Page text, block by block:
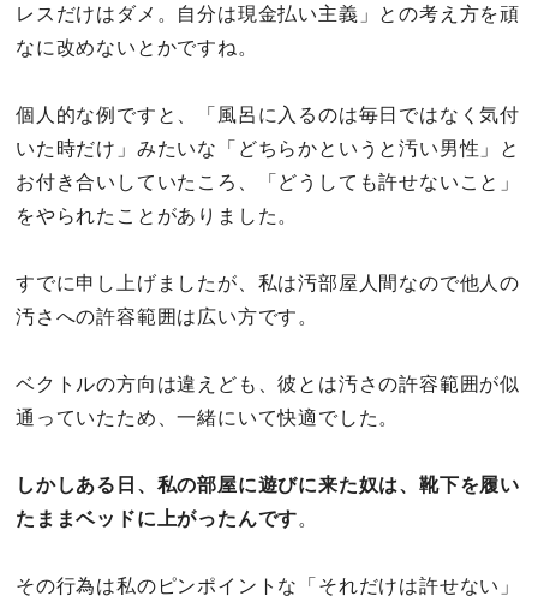
レスだけはダメ。自分は現金払い主義」との考え方を頑
なに改めないとかですね。
個人的な例ですと、「風呂に入るのは毎日ではなく気付
いた時だけ」みたいな「どちらかというと汚い男性」と
お付き合いしていたころ、「どうしても許せないこと」
をやられたことがありました。
すでに申し上げましたが、私は汚部屋人間なので他人の
汚さへの許容範囲は広い方です。
ベクトルの方向は違えども、彼とは汚さの許容範囲が似
通っていたため、一緒にいて快適でした。
しかしある日、私の部屋に遊びに来た奴は、靴下を履い
たままベッドに上がったんです。
その行為は私のピンポイントな「それだけは許せない」